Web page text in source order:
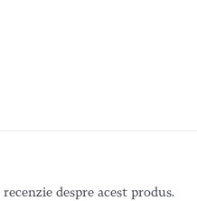
despre acest produs.